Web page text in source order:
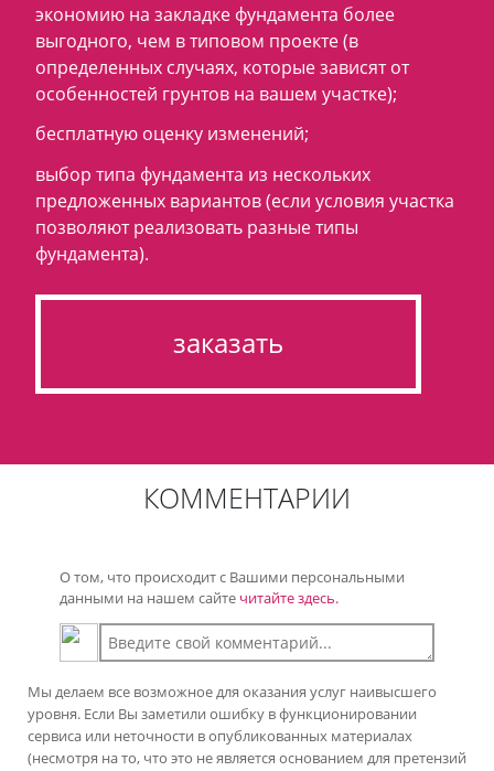
экономию на закладке фундамента более
выгодного, чем в типовом проекте (в
определенных случаях, которые зависят от
особенностей грунтов на вашем участке);
бесплатную оценку изменений;
выбор типа фундамента из нескольких
предложенных вариантов (если условия участка
позволяют реализовать разные типы
фундамента).
заказать
КОММЕНТАРИИ
О том, что происходит с Вашими персональными
данными на нашем сайте читайте здесь.
Мы делаем все возможное для оказания услуг наивысшего
уровня. Если Вы заметили ошибку в функционировании
сервиса или неточности в опубликованных материалах
(несмотря на то, что это не является основанием для претензий